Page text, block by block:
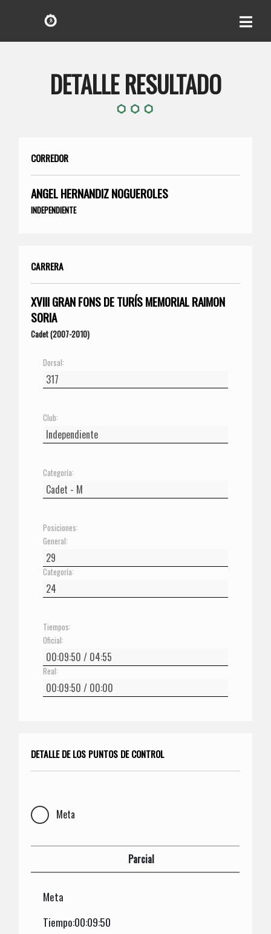
DETALLE RESULTADO
CORREDOR
ANGEL HERNANDIZ NOGUEROLES
INDEPENDIENTE
CARRERA
XVIII GRAN FONS DE TURÍS MEMORIAL RAIMON
SORIA
Cadet (2007-2010)
Dorsal:
Club:
Categoría:
Posiciones:
General:
Categoría:
Tiempos:
Oficial:
Real:
DETALLE DE LOS PUNTOS DE CONTROL
Meta
Parcial
Meta
Tiempo:00:09:50